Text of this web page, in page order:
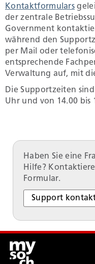
Kontaktformulars
der zentrale
Government
während den
per Mail oder
entsprechende
Verwaltung auf, mit
Die Supportzeiten
Uhr und von 14.00 bis
Haben Sie eine
Hilfe?
Formular.
Support